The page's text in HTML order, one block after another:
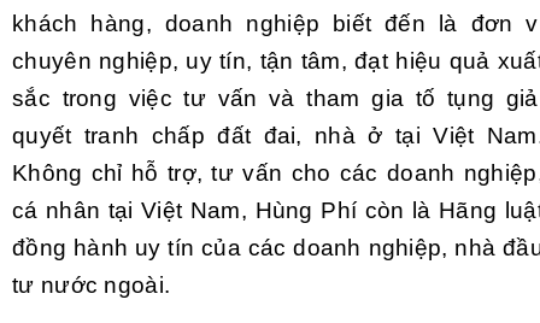
khách hàng, doanh nghiệp biết đến là đơn
chuyên nghiệp, uy tín, tận tâm, đạt hiệu quả
sắc trong việc tư vấn và tham gia tố tụng
quyết tranh chấp đất đai, nhà ở tại Việt
Không chỉ hỗ trợ, tư vấn cho các doanh
cá nhân tại Việt Nam, Hùng Phí còn là Hãng
đồng hành uy tín của các doanh nghiệp, nhà
tư nước ngoài.